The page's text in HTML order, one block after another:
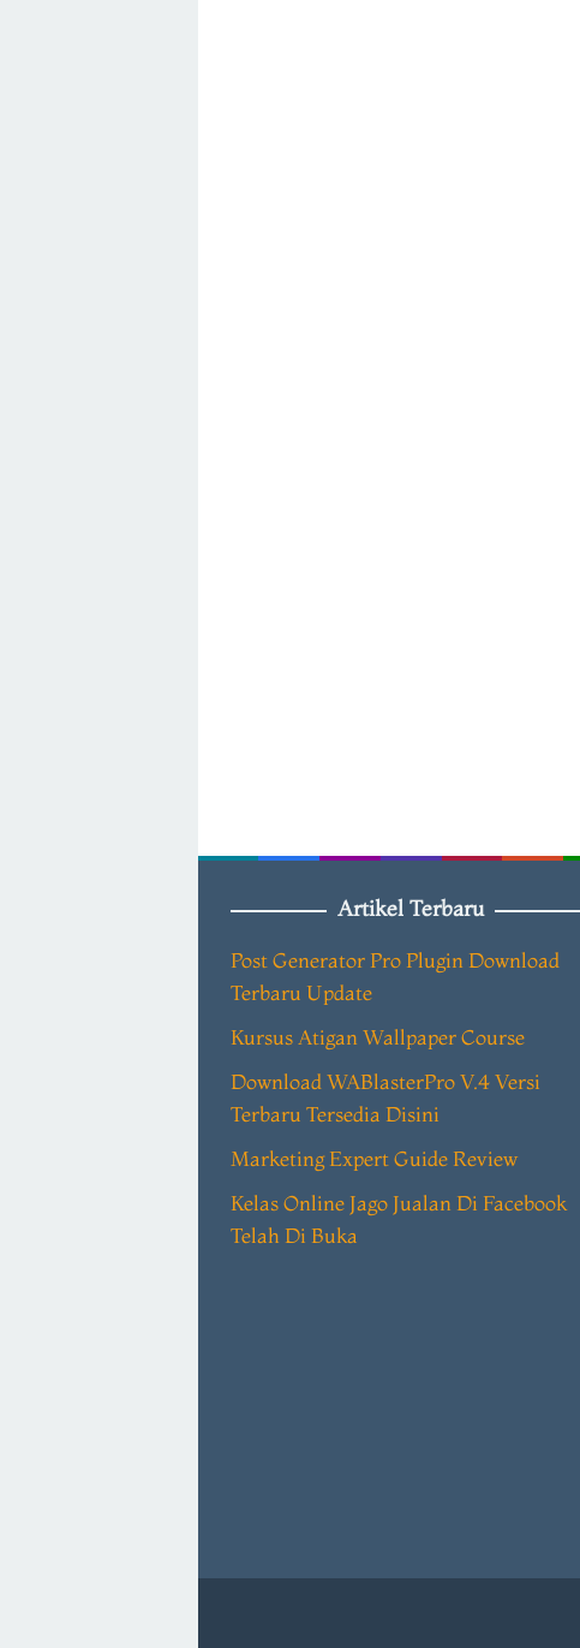
Artikel Terbaru
Post Generator Pro Plugin Download
Terbaru Update
Kursus Atigan Wallpaper Course
Download WABlasterPro V.4 Versi
Terbaru Tersedia Disini
Marketing Expert Guide Review
Kelas Online Jago Jualan Di Facebook
Telah Di Buka